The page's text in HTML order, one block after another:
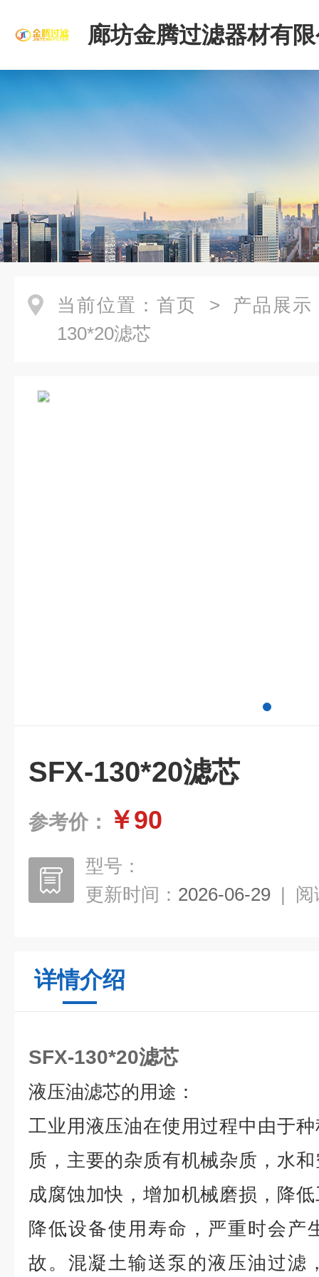
廊坊金腾过滤器材有
当前位置： 首页 > 产品展示
130*20滤芯
SFX-130*20滤芯
参考价： ￥90
型号：
更新时间： 2026-06-29 | 阅
详情介绍
SFX-130*20滤芯
液压油滤芯的用途：
工业用液压油在使用过程中由于
质，主要的杂质有机械杂质，水
成腐蚀加快，增加机械磨损，降
降低设备使用寿命，严重时会产
故。混凝土输送泵的液压油过滤